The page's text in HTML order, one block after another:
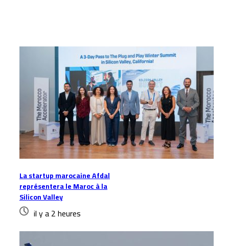
La startup marocaine Afdal
représentera le Maroc à la
Silicon Valley
il y a 2 heures